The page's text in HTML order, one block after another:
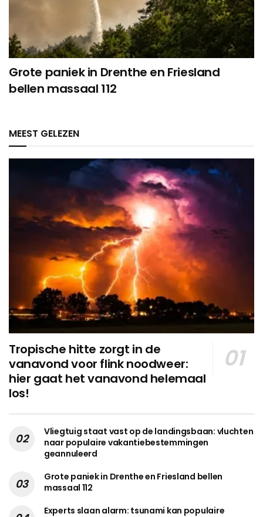
Grote paniek in Drenthe en Friesland
bellen massaal 112
MEEST GELEZEN
Tropische hitte zorgt in de
vanavond voor flink noodweer:
hier gaat het vanavond helemaal
los!
Vliegtuig staat vast op de landingsbaan: vluchten
naar populaire vakantiebestemmingen
geannuleerd
Grote paniek in Drenthe en Friesland bellen
massaal 112
Experts slaan alarm: tsunami kan populaire